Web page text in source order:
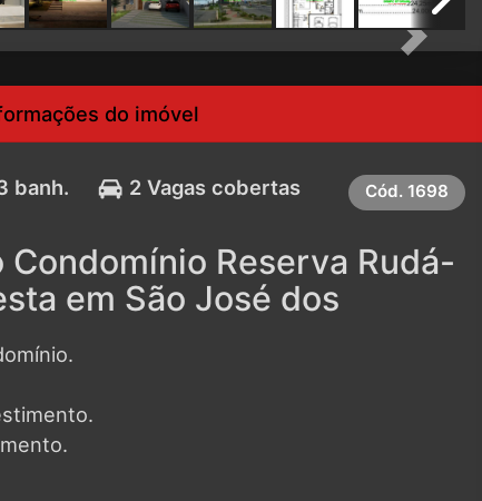
Next
do imóvel
banh. 2 Vagas cobertas Cód. 1698
Reserva Rudá-
em São José dos